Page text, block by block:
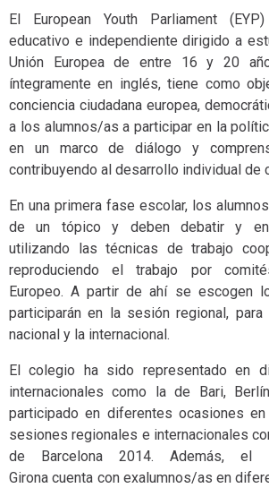
El European Youth Parliament
educativo e independiente dirigido a
Unión Europea de entre 16 y 20
íntegramente en inglés, tiene como
conciencia ciudadana europea,
a los alumnos/as a participar en la
en un marco de diálogo y
contribuyendo al desarrollo individual de
En una primera fase escolar, los
de un tópico y deben debatir y
utilizando las técnicas de trabajo
reproduciendo el trabajo por
Europeo. A partir de ahí se escogen
participarán en la sesión regional,
nacional y la internacional.
El colegio ha sido representado en
internacionales como la de Bari,
participado en diferentes ocasiones
sesiones regionales e internacionales
de Barcelona 2014. Además, el
Girona cuenta con exalumnos/as en